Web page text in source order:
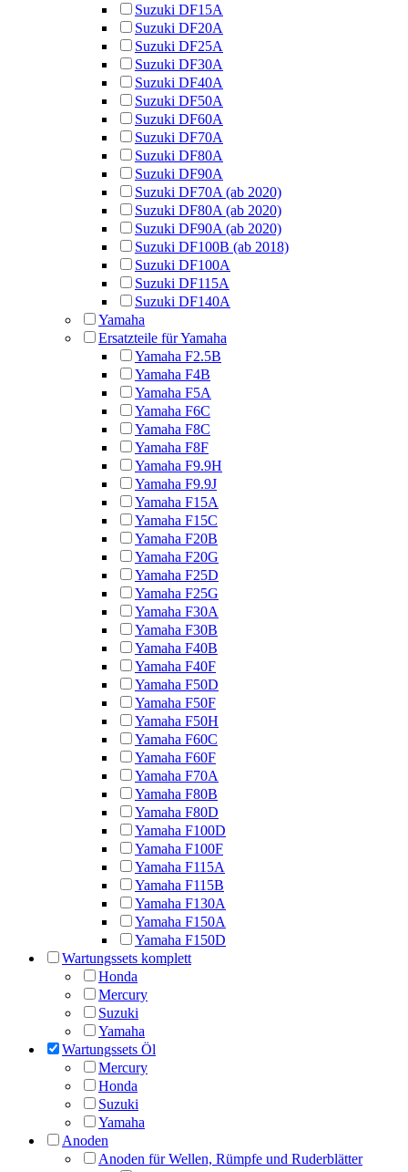
Suzuki DF15A
Suzuki DF20A
Suzuki DF25A
Suzuki DF30A
Suzuki DF40A
Suzuki DF50A
Suzuki DF60A
Suzuki DF70A
Suzuki DF80A
Suzuki DF90A
Suzuki DF70A (ab 2020)
Suzuki DF80A (ab 2020)
Suzuki DF90A (ab 2020)
Suzuki DF100B (ab 2018)
Suzuki DF100A
Suzuki DF115A
Suzuki DF140A
Yamaha
Ersatzteile für Yamaha
Yamaha F2.5B
Yamaha F4B
Yamaha F5A
Yamaha F6C
Yamaha F8C
Yamaha F8F
Yamaha F9.9H
Yamaha F9.9J
Yamaha F15A
Yamaha F15C
Yamaha F20B
Yamaha F20G
Yamaha F25D
Yamaha F25G
Yamaha F30A
Yamaha F30B
Yamaha F40B
Yamaha F40F
Yamaha F50D
Yamaha F50F
Yamaha F50H
Yamaha F60C
Yamaha F60F
Yamaha F70A
Yamaha F80B
Yamaha F80D
Yamaha F100D
Yamaha F100F
Yamaha F115A
Yamaha F115B
Yamaha F130A
Yamaha F150A
Yamaha F150D
Wartungssets komplett
Honda
Mercury
Suzuki
Yamaha
Wartungssets Öl
Mercury
Honda
Suzuki
Yamaha
Anoden
Anoden für Wellen, Rümpfe und Ruderblätter